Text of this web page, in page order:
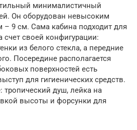
минималистичный
Он оборудован невысоким
9 см. Сама кабина подходит для
счет своей конфигурации:
из белого стекла, а передние
Посередине располагается
поверхностей есть
для гигиенических средств.
тропический душ, лейка на
высоты и форсунки для